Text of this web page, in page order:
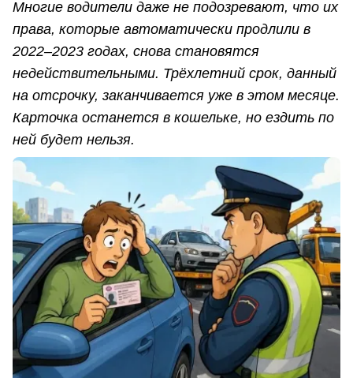
Многие водители даже не подозревают, что их
права, которые автоматически продлили в
2022–2023 годах, снова становятся
недействительными. Трёхлетний срок, данный
на отсрочку, заканчивается уже в этом месяце.
Карточка останется в кошельке, но ездить по
ней будет нельзя.